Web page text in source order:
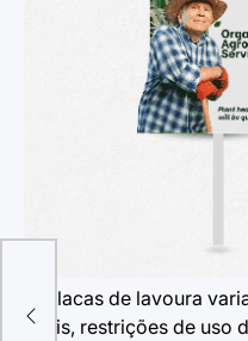
placas de lavoura
locais, restrições de